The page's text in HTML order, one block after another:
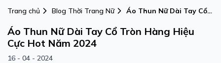
Trang chủ Blog Thời Trang Nữ
Áo Thun Nữ Dài Tay Cổ
Năm 2024
Áo Thun Nữ Dài Tay Cổ Tròn Hàng Hiệu
Cực Hot Năm 2024
16 - 04 - 2024